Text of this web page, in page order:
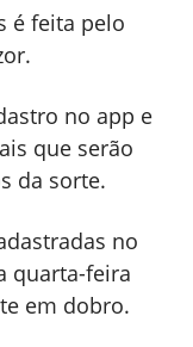
é feita pelo
no app e
que serão
da sorte.
no
quarta-feira
em dobro.